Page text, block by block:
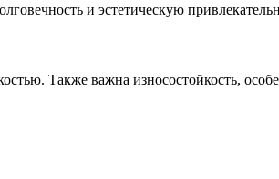
и эстетическую
Также важна износостойкость,